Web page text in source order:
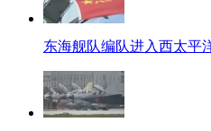
东海舰队编队进入西太平